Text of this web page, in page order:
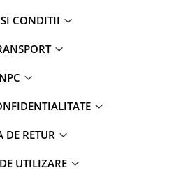
CONDITII
DE RETUR
UTILIZARE